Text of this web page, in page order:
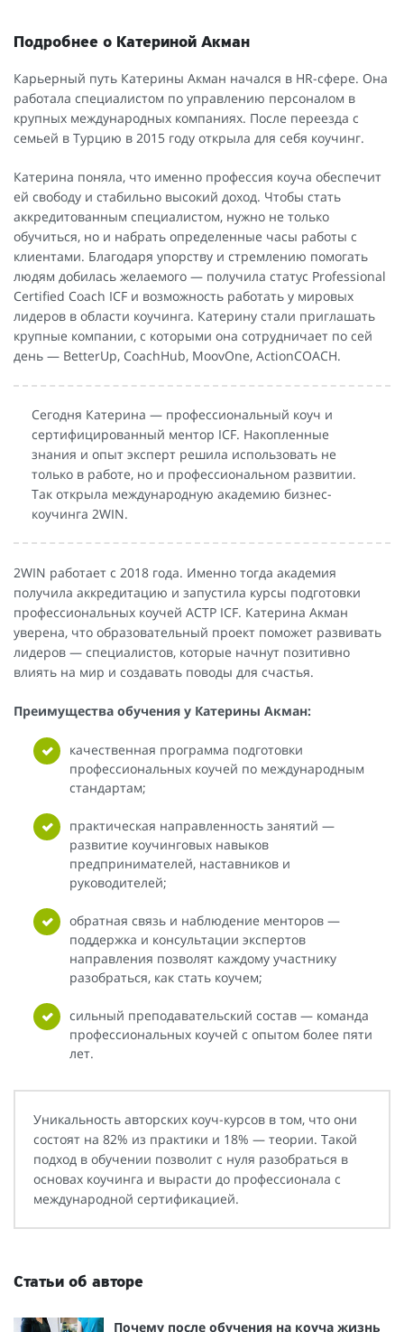
Подробнее о Катериной Акман
Карьерный путь Катерины Акман начался в HR-сфере. Она
работала специалистом по управлению персоналом в
крупных международных компаниях. После переезда с
семьей в Турцию в 2015 году открыла для себя коучинг.
Катерина поняла, что именно профессия коуча обеспечит
ей свободу и стабильно высокий доход. Чтобы стать
аккредитованным специалистом, нужно не только
обучиться, но и набрать определенные часы работы с
клиентами. Благодаря упорству и стремлению помогать
людям добилась желаемого — получила статус Professional
Certified Coach ICF и возможность работать у мировых
лидеров в области коучинга. Катерину стали приглашать
крупные компании, с которыми она сотрудничает по сей
день — BetterUp, CoachHub, MoovOne, ActionCOACH.
Сегодня Катерина — профессиональный коуч и
сертифицированный ментор ICF. Накопленные
знания и опыт эксперт решила использовать не
только в работе, но и профессиональном развитии.
Так открыла международную академию бизнес-
коучинга 2WIN.
2WIN работает с 2018 года. Именно тогда академия
получила аккредитацию и запустила курсы подготовки
профессиональных коучей ACTP ICF. Катерина Акман
уверена, что образовательный проект поможет развивать
лидеров — специалистов, которые начнут позитивно
влиять на мир и создавать поводы для счастья.
Преимущества обучения у Катерины Акман:
качественная программа подготовки
профессиональных коучей по международным
стандартам;
практическая направленность занятий —
развитие коучинговых навыков
предпринимателей, наставников и
руководителей;
обратная связь и наблюдение менторов —
поддержка и консультации экспертов
направления позволят каждому участнику
разобраться, как стать коучем;
сильный преподавательский состав — команда
профессиональных коучей с опытом более пяти
лет.
Уникальность авторских коуч-курсов в том, что они
состоят на 82% из практики и 18% — теории. Такой
подход в обучении позволит с нуля разобраться в
основах коучинга и вырасти до профессионала с
международной сертификацией.
Статьи об авторе
Почему после обучения на коуча жизнь